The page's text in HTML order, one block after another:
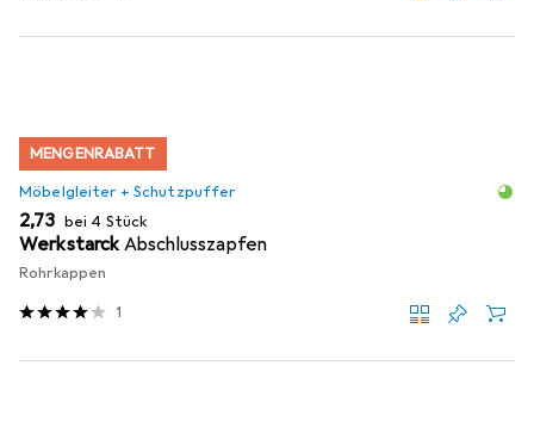
MENGENRABATT
Möbelgleiter + Schutzpuffer
EUR
2,73 bei 4 Stück
WerkstarckAbschlusszapfen
Rohrkappen
1